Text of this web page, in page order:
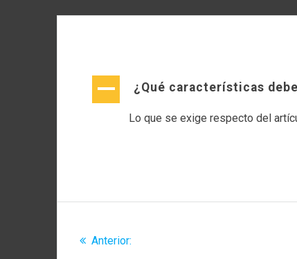
A ¿Qué características
Lo que se exige respecto del
de Anterior: